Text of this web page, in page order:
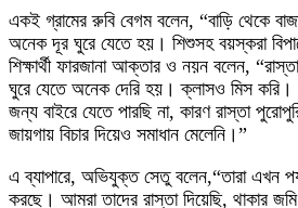
একই গ্রামের রুবি বেগম বলেন, “বাড়ি থেকে
অনেক দূর ঘুরে যেতে হয়। শিশুসহ বয়স্করা
শিক্ষার্থী ফারজানা আক্তার ও নয়ন বলেন,
ঘুরে যেতে অনেক দেরি হয়। ক্লাসও মিস করি।
জন্য বাইরে যেতে পারছি না, কারণ রাস্তা
জায়গায় বিচার দিয়েও সমাধান মেলেনি।”
এ ব্যাপারে, অভিযুক্ত সেতু বলেন,“তারা এখন
করছে। আমরা তাদের রাস্তা দিয়েছি, থাকার